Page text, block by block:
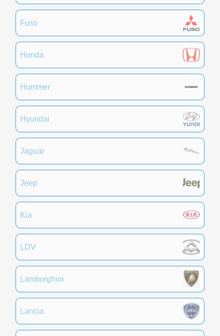
Fuso
Honda
Hummer
Hyundai
Jaguar
Jeep
Kia
LDV
Lamborghini
Lancia